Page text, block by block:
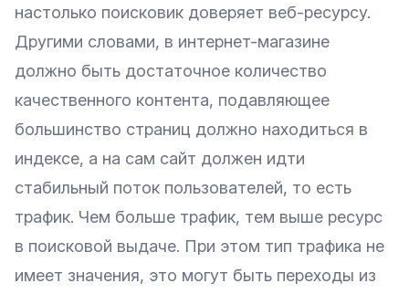
настолько поисковик доверяет веб-ресурсу.
Другими словами, в интернет-магазине
должно быть достаточное количество
качественного контента, подавляющее
большинство страниц должно находиться в
индексе, а на сам сайт должен идти
стабильный поток пользователей, то есть
трафик. Чем больше трафик, тем выше ресурс
в поисковой выдаче. При этом тип трафика не
имеет значения, это могут быть переходы из